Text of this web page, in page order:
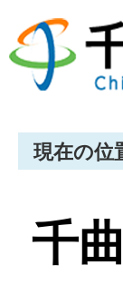
現在の位
千